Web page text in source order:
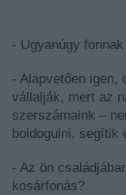
- Ugyanúgy
- Alapvetően igen,
vállalják, mert az
szerszámaink –
boldogulni, segítik
- Az ön
kosárfonás?